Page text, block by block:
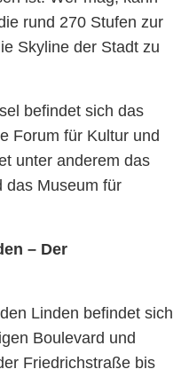
rund 270 Stufen zur
Skyline der Stadt zu
befindet sich das
Forum für Kultur und
unter anderem das
das Museum für
– Der
Linden befindet sich
Boulevard und
Friedrichstraße bis